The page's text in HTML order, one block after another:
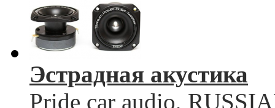
Эстрадная акустика
Pride car audio,